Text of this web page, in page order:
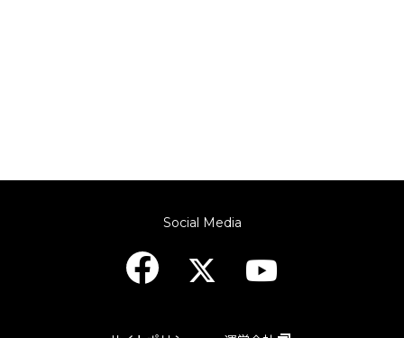
Social Media